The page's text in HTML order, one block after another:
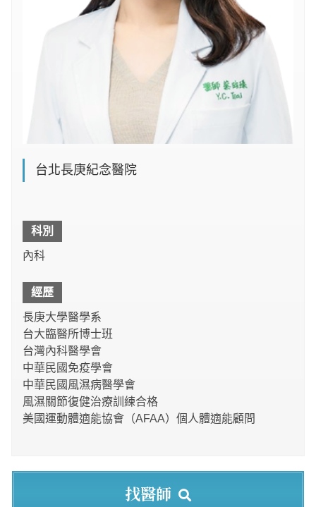
台北長庚紀念醫院
科別
內科
經歷
長庚大學醫學系
台大臨醫所博士班
台灣內科醫學會
中華民國免疫學會
中華民國風濕病醫學會
風濕關節復健治療訓練合格
美國運動體適能協會（AFAA）個人體適能顧問
找醫師